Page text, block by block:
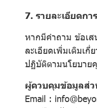
7. รายละเอียดกา
หากมีคำถาม ข้อเส
ละเอียดเพิ่มเติมเ
ปฏิบัติตามนโยบาย
ผู้ควบคุมข้อมูลส่
Email :